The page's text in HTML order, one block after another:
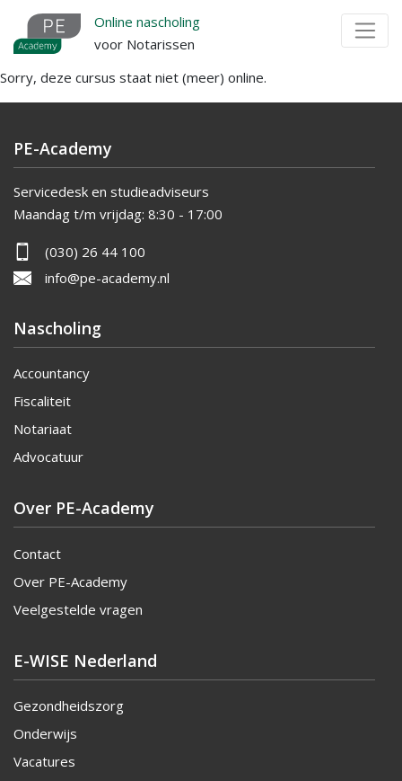
Overslaan
naar
de
inhoud
Online nascholing
voor Notarissen
Sorry, deze cursus staat niet (meer) online.
PE-Academy
Servicedesk en studieadviseurs
Maandag t/m vrijdag: 8:30 - 17:00
(030) 26 44 100
info@pe-academy.nl
Nascholing
Accountancy
Fiscaliteit
Notariaat
Advocatuur
Over PE-Academy
Contact
Over PE-Academy
Veelgestelde vragen
E-WISE Nederland
Gezondheidszorg
Onderwijs
Vacatures